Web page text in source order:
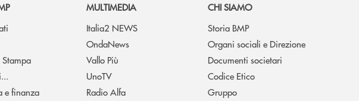
Stampa
e finanza
MULTIMEDIA
Italia2 NEWS
OndaNews
Vallo Più
UnoTV
Radio Alfa
CHI SIAMO
Storia BMP
Organi sociali e Direzione
Documenti societari
Codice Etico
Gruppo